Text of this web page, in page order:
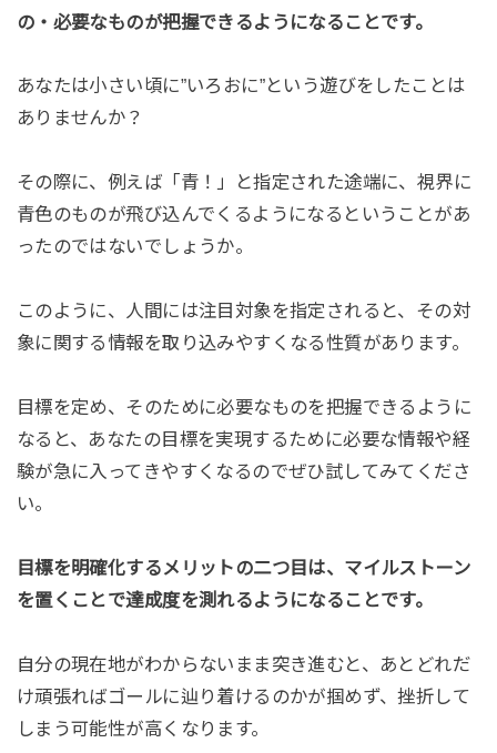
の・必要なものが把握できるようになることです。
あなたは小さい頃に”いろおに”という遊びをしたことは
ありませんか？
その際に、例えば「青！」と指定された途端に、視界に
青色のものが飛び込んでくるようになるということがあ
ったのではないでしょうか。
このように、人間には注目対象を指定されると、その対
象に関する情報を取り込みやすくなる性質があります。
目標を定め、そのために必要なものを把握できるように
なると、あなたの目標を実現するために必要な情報や経
験が急に入ってきやすくなるのでぜひ試してみてくださ
い。
目標を明確化するメリットの二つ目は、マイルストーン
を置くことで達成度を測れるようになることです。
自分の現在地がわからないまま突き進むと、あとどれだ
け頑張ればゴールに辿り着けるのかが掴めず、挫折して
しまう可能性が高くなります。